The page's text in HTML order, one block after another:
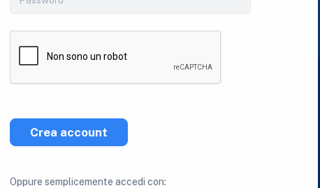
Crea account
Oppure semplicemente accedi con: